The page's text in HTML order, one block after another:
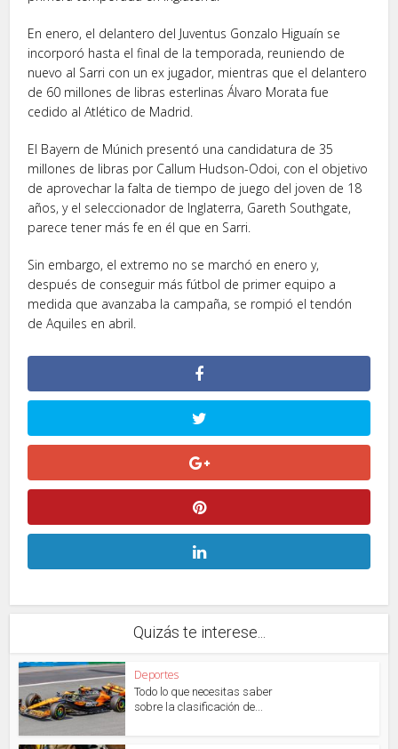
En enero, el delantero del Juventus Gonzalo Higuaín se
incorporó hasta el final de la temporada, reuniendo de
nuevo al Sarri con un ex jugador, mientras que el delantero
de 60 millones de libras esterlinas Álvaro Morata fue
cedido al Atlético de Madrid.
El Bayern de Múnich presentó una candidatura de 35
millones de libras por Callum Hudson-Odoi, con el objetivo
de aprovechar la falta de tiempo de juego del joven de 18
años, y el seleccionador de Inglaterra, Gareth Southgate,
parece tener más fe en él que en Sarri.
Sin embargo, el extremo no se marchó en enero y,
después de conseguir más fútbol de primer equipo a
medida que avanzaba la campaña, se rompió el tendón
de Aquiles en abril.
Quizás te interese...
Deportes
Todo lo que necesitas saber
sobre la clasificación de...